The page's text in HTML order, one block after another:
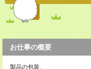
お仕事の概要
製品の包装、